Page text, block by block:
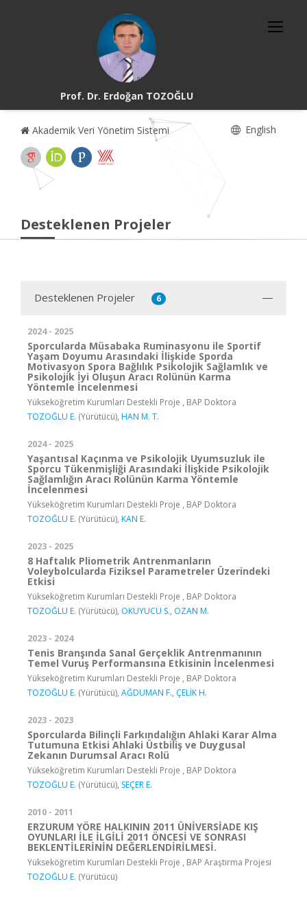
Prof. Dr. Erdoğan TOZOĞLU
Akademik Veri Yönetim Sistemi English
Desteklenen Projeler
Desteklenen Projeler 6
2024 - 2025
Sporcularda Müsabaka Ruminasyonu ile Sportif
Yaşam Doyumu Arasındaki İlişkide Sporda
Motivasyon Spora Bağlılık Psikolojik Sağlamlık ve
Psikolojik İyi Oluşun Aracı Rolünün Karma
Yöntemle İncelenmesi
Yükseköğretim Kurumları Destekli Proje , BAP Doktora
TOZOĞLU E. (Yürütücü), HAN M. T.
2024 - 2025
Yaşantısal Kaçınma ve Psikolojik Uyumsuzluk ile
Sporcu Tükenmişliği Arasındaki İlişkide Psikolojik
Sağlamlığın Aracı Rolünün Karma Yöntemle
İncelenmesi
Yükseköğretim Kurumları Destekli Proje , BAP Doktora
TOZOĞLU E. (Yürütücü), KAN E.
2023 - 2025
8 Haftalık Pliometrik Antrenmanların
Voleybolcularda Fiziksel Parametreler Üzerindeki
Etkisi
Yükseköğretim Kurumları Destekli Proje , BAP Doktora
TOZOĞLU E. (Yürütücü), OKUYUCU S., OZAN M.
2023 - 2024
Tenis Branşında Sanal Gerçeklik Antrenmanının
Temel Vuruş Performansına Etkisinin İncelenmesi
Yükseköğretim Kurumları Destekli Proje , BAP Doktora
TOZOĞLU E. (Yürütücü), AĞDUMAN F., ÇELİK H.
2023 - 2023
Sporcularda Bilinçli Farkındalığın Ahlaki Karar Alma
Tutumuna Etkisi Ahlaki Üstbiliş ve Duygusal
Zekanın Durumsal Aracı Rolü
Yükseköğretim Kurumları Destekli Proje , BAP Doktora
TOZOĞLU E. (Yürütücü), SEÇER E.
2010 - 2011
ERZURUM YÖRE HALKININ 2011 ÜNİVERSİADE KIŞ
OYUNLARI İLE İLGİLİ 2011 ÖNCESİ VE SONRASI
BEKLENTİLERİNİN DEĞERLENDİRİLMESİ.
Yükseköğretim Kurumları Destekli Proje , BAP Araştırma Projesi
TOZOĞLU E. (Yürütücü)